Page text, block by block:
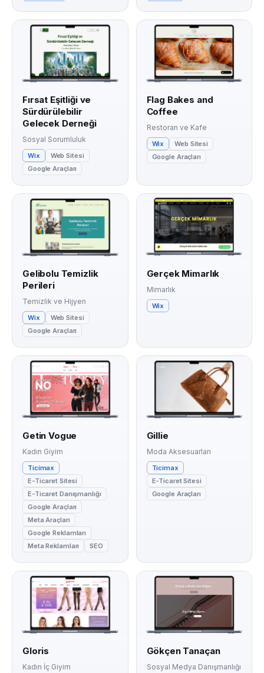
Fırsat Eşitliği ve
Sürdürülebilir
Gelecek Derneği
Sosyal Sorumluluk
Wix
Web Sitesi
Google Araçları
Flag Bakes and
Coffee
Restoran ve Kafe
Wix
Web Sitesi
Google Araçları
Gelibolu Temizlik
Perileri
Temizlik ve Hijyen
Wix
Web Sitesi
Google Araçları
Gerçek Mimarlık
Mimarlık
Wix
Getin Vogue
Kadın Giyim
Ticimax
E-Ticaret Sitesi
E-Ticaret Danışmanlığı
Google Araçları
Meta Araçları
Google Reklamları
Meta Reklamları
SEO
Gillie
Moda Aksesuarları
Ticimax
E-Ticaret Sitesi
Google Araçları
Gloris
Kadın İç Giyim
Gökçen Tanaçan
Sosyal Medya Danışmanlığı